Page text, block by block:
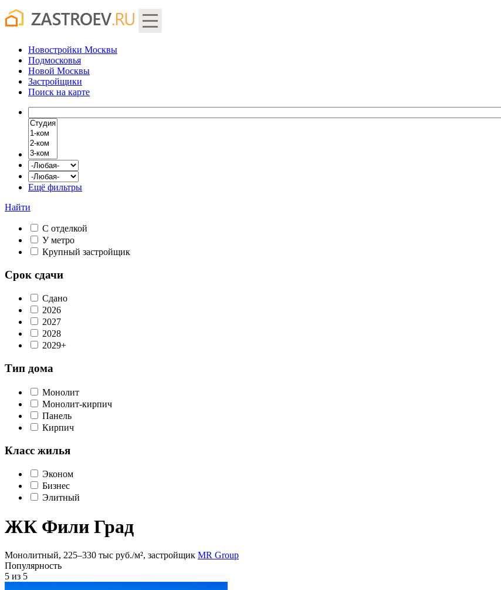
Новостройки Москвы
Подмосковья
Новой Москвы
Застройщики
Поиск на карте
Ещё фильтры
Найти
С отделкой
У метро
Крупный застройщик
Срок сдачи
Сдано
2026
2027
2028
2029+
Тип дома
Монолит
Монолит-кирпич
Панель
Кирпич
Класс жилья
Эконом
Бизнес
Элитный
ЖК Фили Град
Монолитный, 225‒330 тыс руб./м², застройщик MR Group
Популярность
5 из 5